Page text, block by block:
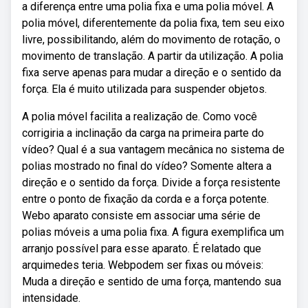
a diferença entre uma polia fixa e uma polia móvel. A
polia móvel, diferentemente da polia fixa, tem seu eixo
livre, possibilitando, além do movimento de rotação, o
movimento de translação. A partir da utilização. A polia
fixa serve apenas para mudar a direção e o sentido da
força. Ela é muito utilizada para suspender objetos.
A polia móvel facilita a realização de. Como você
corrigiria a inclinação da carga na primeira parte do
vídeo? Qual é a sua vantagem mecânica no sistema de
polias mostrado no final do vídeo? Somente altera a
direção e o sentido da força. Divide a força resistente
entre o ponto de fixação da corda e a força potente.
Webo aparato consiste em associar uma série de
polias móveis a uma polia fixa. A figura exemplifica um
arranjo possível para esse aparato. É relatado que
arquimedes teria. Webpodem ser fixas ou móveis:
Muda a direção e sentido de uma força, mantendo sua
intensidade.